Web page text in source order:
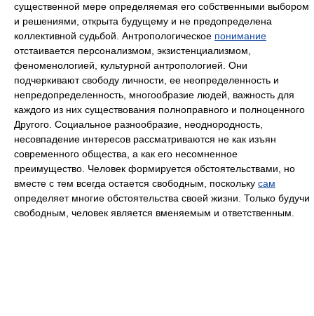
существенной мере определяемая его собственными выбором
и решениями, открыта будущему и не предопределена
коллективной судьбой. Антропологическое понимание
отстаивается персонализмом, экзистенциализмом,
феноменологией, культурной антропологией. Они
подчеркивают свободу личности, ее неопределенность и
непредопределенность, многообразие людей, важность для
каждого из них существования полноправного и полноценного
Другого. Социальное разнообразие, неоднородность,
несовпадение интересов рассматриваются не как изъян
современного общества, а как его несомненное
преимущество. Человек формируется обстоятельствами, но
вместе с тем всегда остается свободным, поскольку сам
определяет многие обстоятельства своей жизни. Только будучи
свободным, человек является вменяемым и ответственным.